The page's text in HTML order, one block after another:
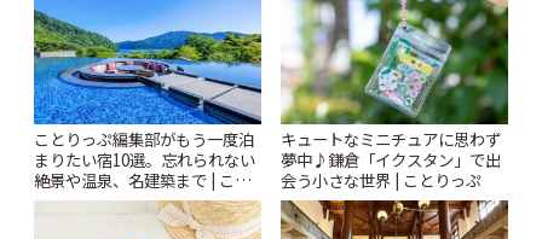
ことりっぷ編集部がもう一度泊
まりたい宿10選。忘れられない
絶景や温泉、名建築まで | こと
りっぷ
キュートなミニチュアに思わず
夢中♪鎌倉「イクスタン」で出
会う小さな世界 | ことりっぷ